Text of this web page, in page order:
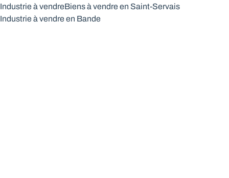
Industrie à vendreBiens à vendre en Saint-Servais
Industrie à vendre en Bande